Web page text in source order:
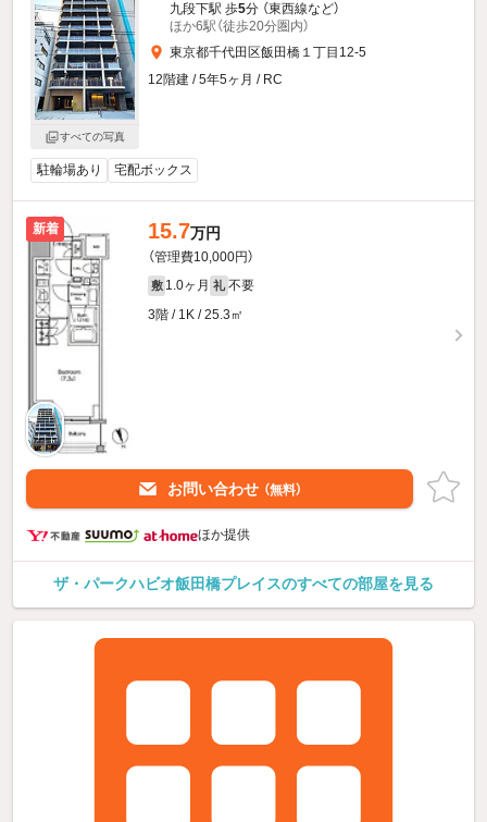
すべての写真
九段下駅 歩5分 （東西線など）
ほか6駅（徒歩20分圏内）
東京都千代田区飯田橋１丁目12-5
12階建 / 5年5ヶ月 / RC
駐輪場あり 宅配ボックス
新着 15.7万円
（管理費10,000円）
敷 1.0ヶ月 礼 不要
3階 / 1K / 25.3㎡
お問い合わせ （無料）
ほか提供
ザ・パークハビオ飯田橋プレイスのすべての部屋を見る